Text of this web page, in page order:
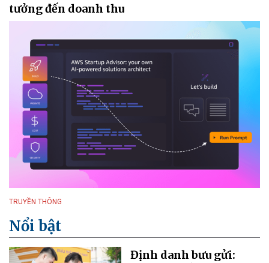
tưởng đến doanh thu
TRUYỀN THÔNG
Nổi bật
Định danh bưu gửi: